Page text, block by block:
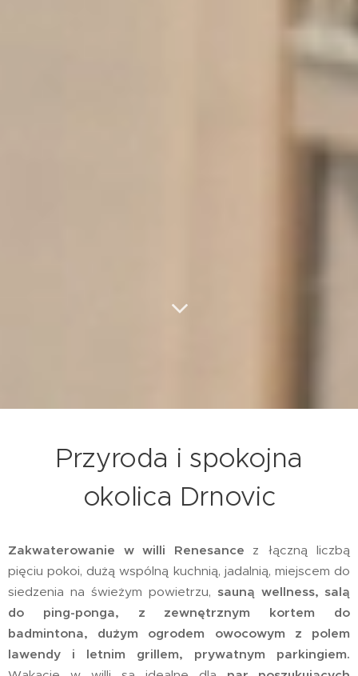
Przyroda i spokojna
okolica Drnovic
Zakwaterowanie w willi Renesance z łączną liczbą
pięciu pokoi, dużą wspólną kuchnią, jadalnią, miejscem do
siedzenia na świeżym powietrzu, sauną wellness, salą
do ping-ponga, z zewnętrznym kortem do
badmintona, dużym ogrodem owocowym z polem
lawendy i letnim grillem, prywatnym parkingiem.